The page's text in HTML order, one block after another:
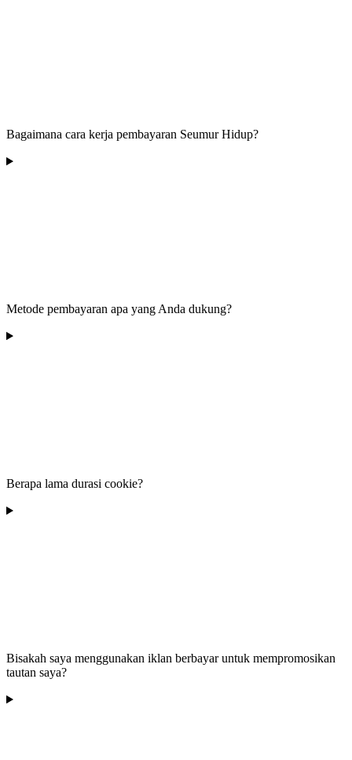
Bagaimana cara kerja pembayaran Seumur Hidup?
Metode pembayaran apa yang Anda dukung?
Berapa lama durasi cookie?
Bisakah saya menggunakan iklan berbayar untuk mempromosikan
tautan saya?